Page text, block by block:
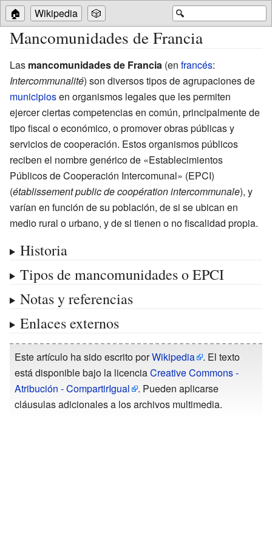
🔍
🏠 Wikipedia 🎲
Mancomunidades de Francia
Las mancomunidades de Francia (en francés:
Intercommunalité) son diversos tipos de agrupaciones de
municipiosen organismos legales que les permiten
ejercer ciertas competencias en común, principalmente de
tipo fiscal o económico, o promover obras públicas y
servicios de cooperación. Estos organismos públicos
reciben el nombre genérico de «Establecimientos
Públicos de Cooperación Intercomunal» (EPCI)
(établissement public de coopération intercommunale), y
varían en función de su población, de si se ubican en
medio rural o urbano, y de si tienen o no fiscalidad propia.
Historia
Tipos de mancomunidades o EPCI
Notas y referencias
Enlaces externos
Este artículo ha sido escrito porWikipedia
. El texto
está disponible bajo la licenciaCreative Commons -
Atribución - CompartirIgual
. Pueden aplicarse
cláusulas adicionales a los archivos multimedia.